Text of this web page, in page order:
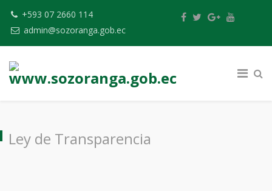
+593 07 2660 114
admin@sozoranga.gob.ec
Ley de Transparencia